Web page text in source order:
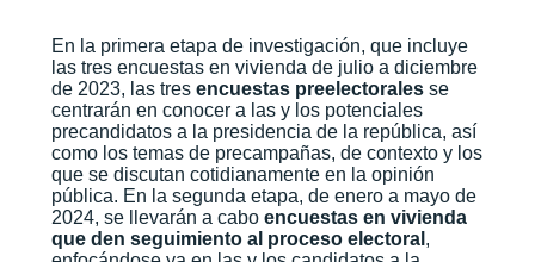
En la primera etapa de investigación, que incluye
las tres encuestas en vivienda de julio a diciembre
de 2023, las tres encuestas preelectoralesse
centrarán en conocer a las y los potenciales
precandidatos a la presidencia de la república, así
como los temas de precampañas, de contexto y los
que se discutan cotidianamente en la opinión
pública. En la segunda etapa, de enero a mayo de
2024, se llevarán a cabo encuestas en vivienda
que den seguimiento al proceso electoral ,